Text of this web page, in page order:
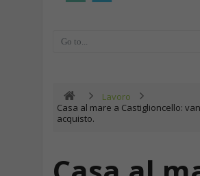
Lavoro
Casa al mare a Castiglioncello:
acquisto.